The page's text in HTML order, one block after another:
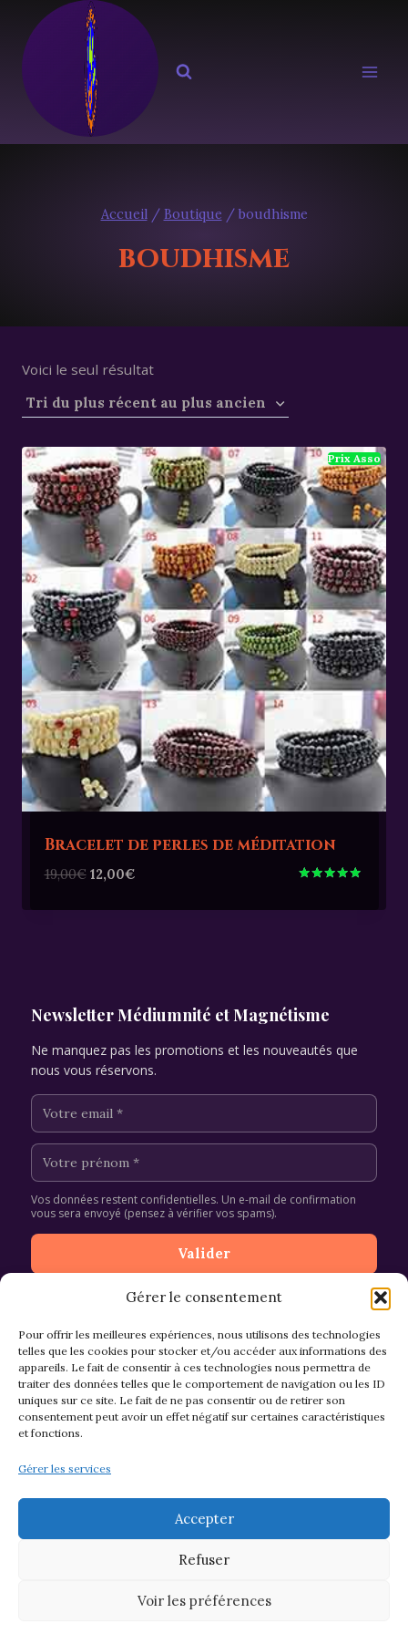
Gérer le consentement
Pour offrir les meilleures expériences, nous utilisons des technologies
telles que les cookies pour stocker et/ou accéder aux informations des
appareils. Le fait de consentir à ces technologies nous permettra de
traiter des données telles que le comportement de navigation ou les ID
uniques sur ce site. Le fait de ne pas consentir ou de retirer son
consentement peut avoir un effet négatif sur certaines caractéristiques
et fonctions.
Gérer les services
Accepter
Refuser
Voir les préférences
contenu
Accueil / Boutique / boudhisme
boudhisme
Voici le seul résultat
Bracelet de perles de méditation
19,00€ Le
initial
12,00€Le
actuel
Newsletter Médiumnité et Magnétisme
Ne manquez pas les promotions et les nouveautés que
nous vous réservons.
Vos données restent confidentielles. Un e-mail de confirmation
vous sera envoyé (pensez à vérifier vos spams).
CGV et Retours
Mentions légales & confidentialité
© 2026 Asso M&M - Thème WordPress par